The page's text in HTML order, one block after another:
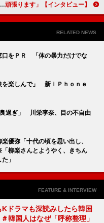
【インタビュー】舞台「ナナマル サンバツ」第３弾 乃木坂46・鈴木絢音＆弓木奈於「脚本なしのガチクイズバトル」に挑戦！「時事ニュースを勉強して頑張ります」
RELATED NEWS
口をＰＲ 「体の暴力だけでな
を楽しんで」 新ｉＰｈｏｎｅ
過ぎ」 川栄李奈、目の不自由
優弥「十代の頃を思い出し、
柳楽さんとようやく、きちん
」
FEATURE & INTERVIEW
Kドラマも深読みしたら韓国
韓国人はなぜ「呼称整理」